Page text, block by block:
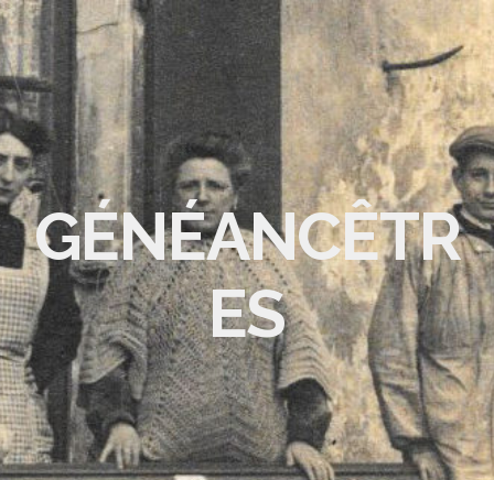
GÉNÉANCÊTR
ES